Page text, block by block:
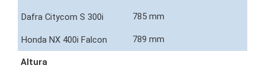
785 mm
789 mm
Altura